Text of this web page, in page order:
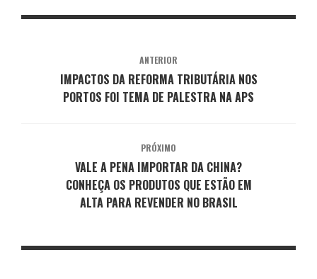
ANTERIOR
IMPACTOS DA REFORMA TRIBUTÁRIA NOS
PORTOS FOI TEMA DE PALESTRA NA APS
PRÓXIMO
VALE A PENA IMPORTAR DA CHINA?
CONHEÇA OS PRODUTOS QUE ESTÃO EM
ALTA PARA REVENDER NO BRASIL